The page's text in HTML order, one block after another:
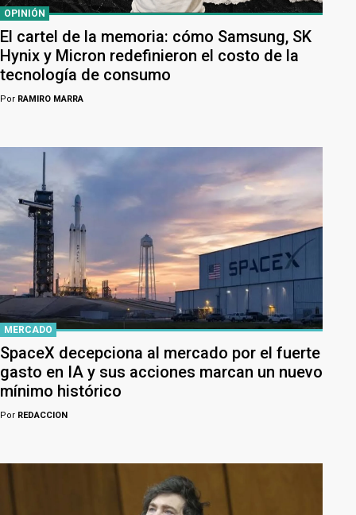
OPINIÓN
El cartel de la memoria: cómo Samsung, SK
Hynix y Micron redefinieron el costo de la
tecnología de consumo
Por RAMIRO MARRA
MERCADO
SpaceX decepciona al mercado por el fuerte
gasto en IA y sus acciones marcan un nuevo
mínimo histórico
Por REDACCION